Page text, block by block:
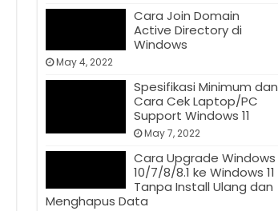
Cara Join Domain
Active Directory di
Windows
May 4, 2022
Spesifikasi Minimum dan
Cara Cek Laptop/PC
Support Windows 11
May 7, 2022
Cara Upgrade Windows
10/7/8/8.1 ke Windows 11
Tanpa Install Ulang dan
Menghapus Data